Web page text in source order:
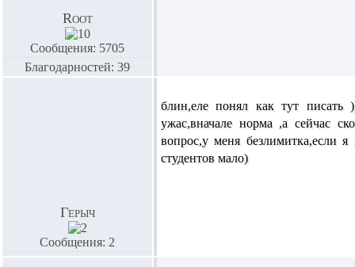
Root
Сообщения: 5705
Благодарностей: 39
Герыч
Сообщения: 2
блин,еле понял как тут писать
ужас,вначале норма ,а сейчас
вопрос,у меня безлимитка,если
студентов мало)